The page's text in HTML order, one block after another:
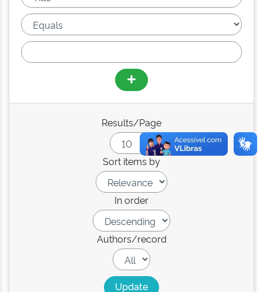
Results/Page
Sort items by
In order
Authors/record